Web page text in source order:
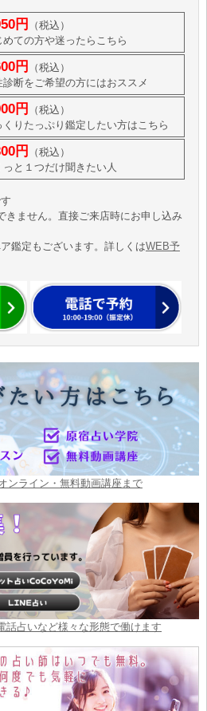
円
（税込）
めての方や迷ったらこちら
円
（税込）
診断をご希望の方にはおススメ
円
（税込）
くりたっぷり鑑定したい方はこちら
円
（税込）
っと１つだけ聞きたい人
ません。直接ご来店時にお申し込み
鑑定もございます。詳しくはWEB予
ンライン・無料動画講座まで
話占いなど様々な形態で働けます